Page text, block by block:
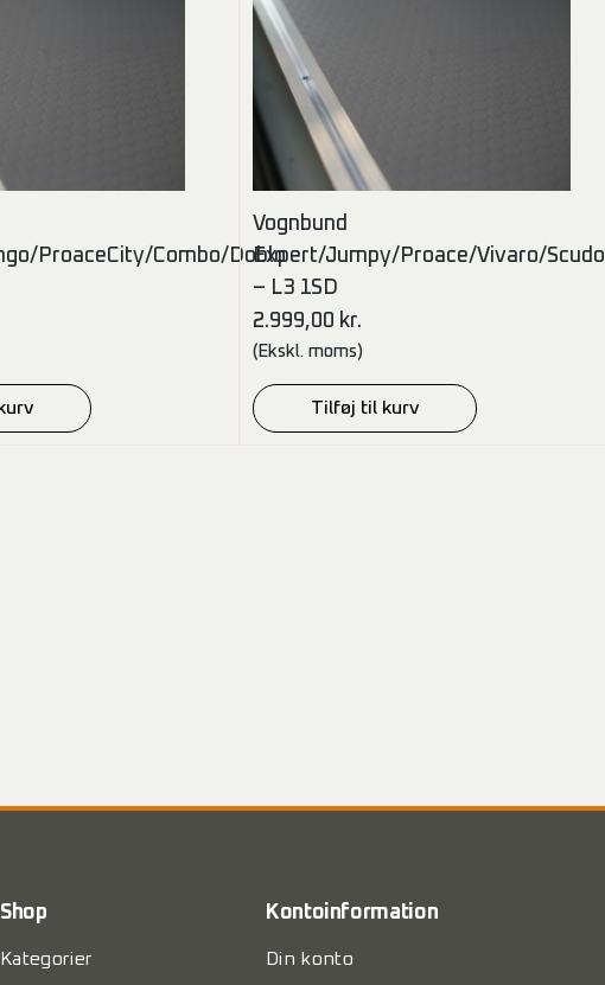
ProaceCity/Combo/Doblo
Vognbund
Expert/Jumpy/Proace/Vivaro/Scudo
– L3 1SD
2.999,00 kr.
(Ekskl. moms)
Tilføj til kurv
Shop
Kategorier
Kontoinformation
Din konto